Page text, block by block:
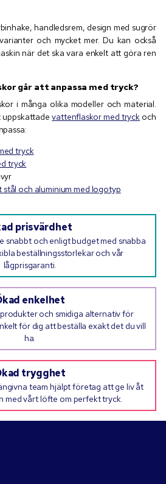
handledsrem, design med sugrör
och mycket mer. Du kan också
när det ska vara enkelt att göra ren
går att anpassa med tryck?
i många olika modeller och material.
uppskattadevattenflaskor med tryck och
tryck
tryck
och aluminium med logotyp
prisvärdhet
snabbt och enligt budget med snabba
beställningsstorlekar och vår
lågprisgaranti.
enkelhet
och smidiga alternativ för
för dig att beställa exakt det du vill
ha.
trygghet
team hjälpt företag att ge liv åt
med vårt löfte om perfekt tryck.